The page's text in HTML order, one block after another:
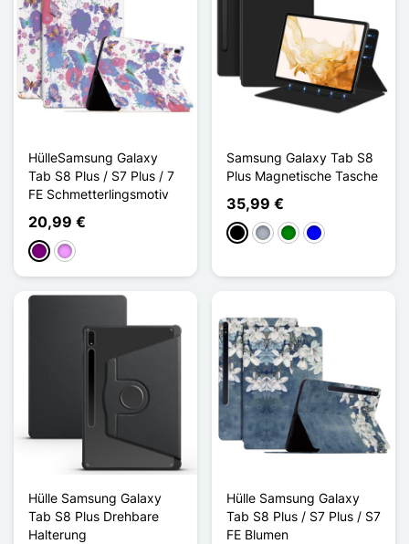
HülleSamsung Galaxy
Tab S8 Plus / S7 Plus / 7
FE Schmetterlingsmotiv
20,99 €
ViolettHellviolett
Samsung Galaxy Tab S8
Plus Magnetische Tasche
35,99 €
Schwarz
GrauGrünBlau
Hülle Samsung Galaxy
Tab S8 Plus Drehbare
Halterung
Hülle Samsung Galaxy
Tab S8 Plus / S7 Plus / S7
FE Blumen